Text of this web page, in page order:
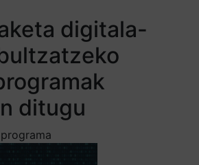
digitala-
ditugu